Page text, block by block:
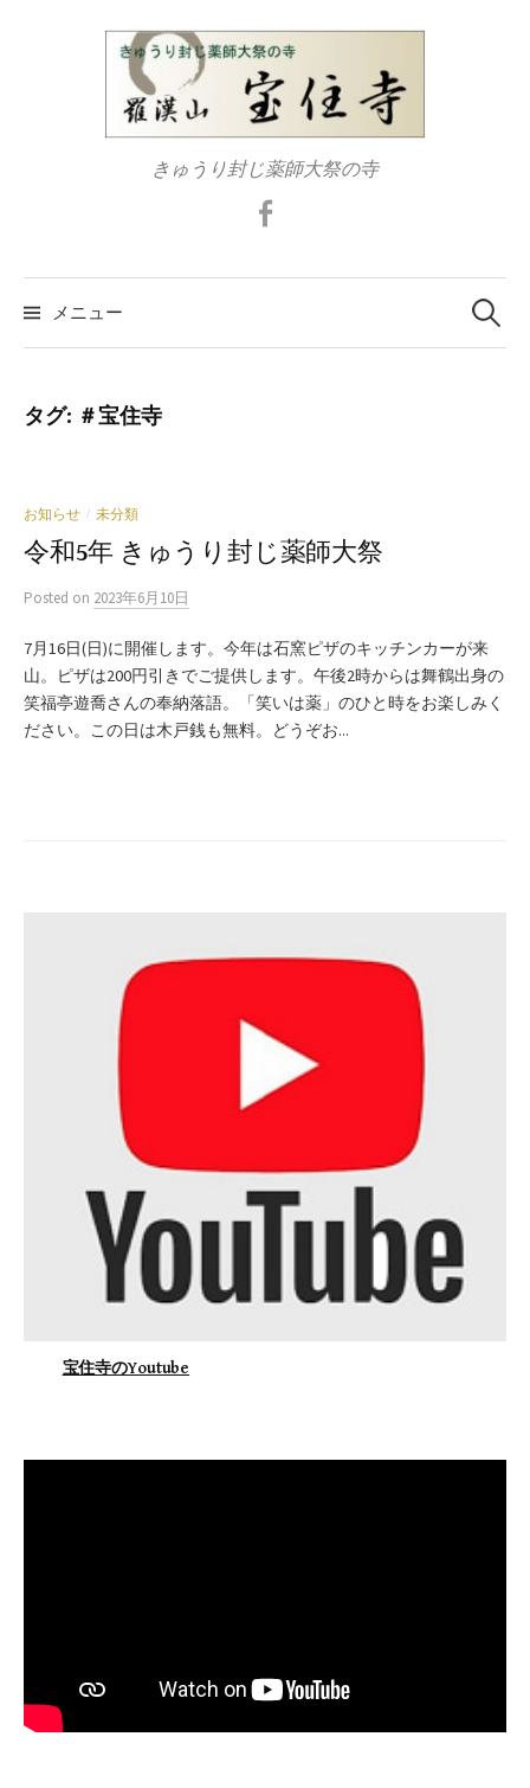
プ
きゅうり封じ薬師大祭の寺
メニュー
検
索:
タグ: ＃宝住寺
お知らせ / 未分類
令和5年 きゅうり封じ薬師大祭
Posted on 2023年6月10日
7月16日(日)に開催します。今年は石窯ピザのキッチンカーが来
山。ピザは200円引きでご提供します。午後2時からは舞鶴出身の
笑福亭遊喬さんの奉納落語。「笑いは薬」のひと時をお楽しみく
ださい。この日は木戸銭も無料。どうぞお...
宝住寺のYoutube